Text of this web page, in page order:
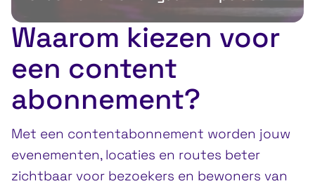
Waarom kiezen voor
een content
abonnement?
Met een contentabonnement worden jouw
evenementen, locaties en routes beter
zichtbaar voor bezoekers en bewoners van